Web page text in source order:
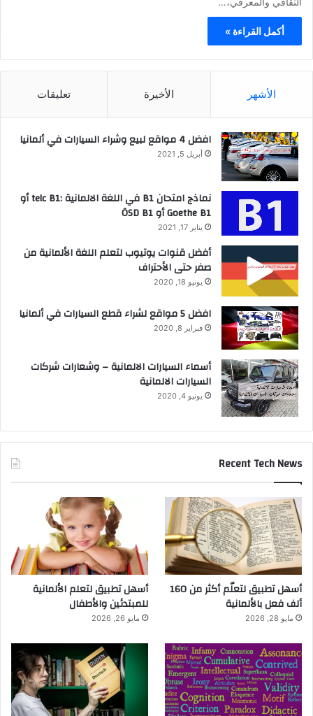
أكمل القراءة »
الأشهر الأخيرة تعليقات
افضل 4 مواقع لبيع وشراء السيارات في ألمانيا
أبريل 5, 2021
نماذج امتحان B1 في اللغة الالمانية :telc B1 أو
Goethe B1 أو ÖSD B1
يناير 17, 2021
أفضل قنوات يوتيوب لتعلم اللغة الألمانية من
صفر حتى الأحتراف
يونيو 18, 2020
افضل 5 مواقع لشراء قطع السيارات في ألمانيا
فبراير 8, 2020
أسماء السيارات الالمانية – وشعارات شركات
السيارات الالمانية
يونيو 4, 2020
Recent Tech News
أسهل تطبيق لتعلّم أكثر من 160
ألف فعل بالألمانية
مايو 28, 2026
أسهل تطبيق لتعلم الألمانية
للمبتدئين والأطفال
مايو 26, 2026